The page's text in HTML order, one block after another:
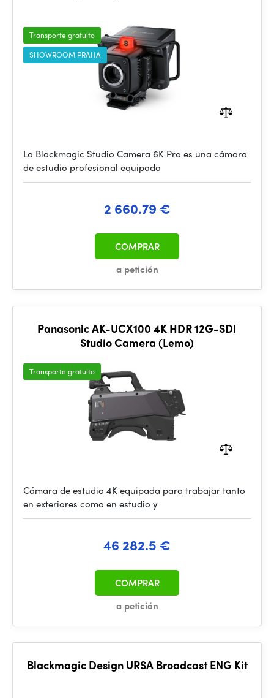
Transporte gratuito
SHOWROOM PRAHA
La Blackmagic Studio Camera 6K Pro es una cámara
de estudio profesional equipada
2 660.79 €
a petición
COMPRAR
Panasonic AK-UCX100 4K HDR 12G-SDI
Studio Camera (Lemo)
Transporte gratuito
Cámara de estudio 4K equipada para trabajar tanto
en exteriores como en estudio y
46 282.5 €
a petición
COMPRAR
Blackmagic Design URSA Broadcast ENG Kit